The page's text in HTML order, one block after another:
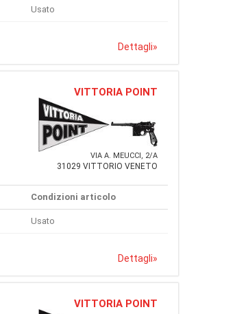
Usato
Dettagli»
VITTORIA POINT
VIA A. MEUCCI, 2/A
31029 VITTORIO VENETO
Condizioni articolo
Usato
Dettagli»
VITTORIA POINT